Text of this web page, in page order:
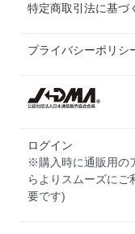
特定商取引法に基づ
プライバシーポリシ
ログイン
※購入時に通販用の
らよりスムーズにご
要です)